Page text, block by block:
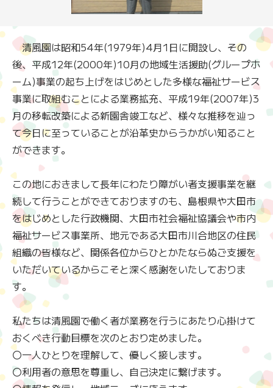
清風園は昭和54年(1979年)4月1日に開設し、その
後、平成12年(2000年)10月の地域生活援助(グループホ
ーム)事業の起ち上げをはじめとした多様な福祉サービス
事業に取組むことによる業務拡充、平成19年(2007年)3
月の移転改築による新園舎竣工など、様々な推移を辿っ
て今日に至っていることが沿革史からうかがい知ること
ができます。
この地におきまして長年にわたり障がい者支援事業を継
続して行うことができておりますのも、島根県や大田市
をはじめとした行政機関、大田市社会福祉協議会や市内
福祉サービス事業所、地元である大田市川合地区の住民
組織の皆様など、関係各位からひとかたならぬご支援を
いただいているからこそと深く感謝をいたしておりま
す。
私たちは清風園で働く者が業務を行うにあたり心掛けて
おくべき行動目標を次のとおり定めました。
〇一人ひとりを理解して、優しく接します。
〇利用者の意思を尊重し、自己決定に繋げます。